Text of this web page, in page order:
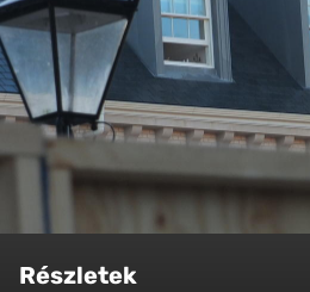
Részletek